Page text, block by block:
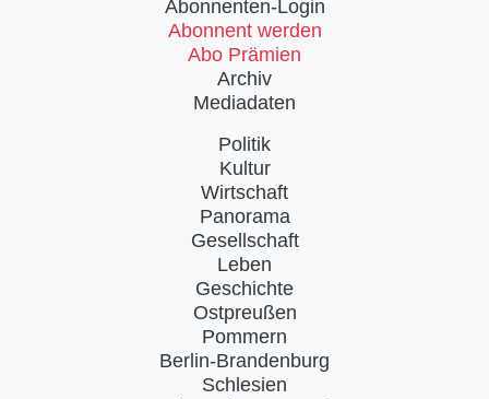
Abonnenten-Login
Abonnent werden
Abo Prämien
Archiv
Mediadaten
Politik
Kultur
Wirtschaft
Panorama
Gesellschaft
Leben
Geschichte
Ostpreußen
Pommern
Berlin-Brandenburg
Schlesien